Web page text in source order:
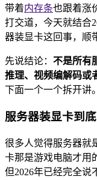
带着内存条也跟着涨
打交道，今天就结合
器装显卡这回事，顺
先说结论： 不是所有
推理、视频编解码或
下面一个一个拆开讲。
服务器装显卡到
很多人觉得服务器就
卡那是游戏电脑才用
但2026年已经完全说